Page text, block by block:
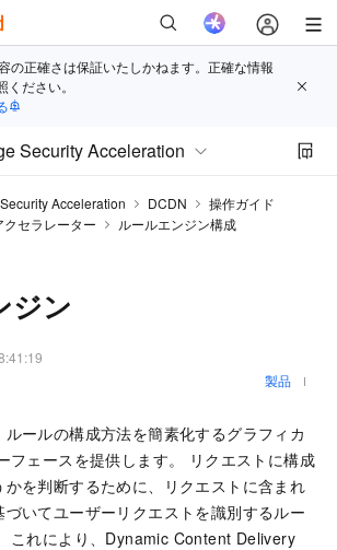
の正確さは保証いたしかねます。正確な情報
ださい。
Security Acceleration
Acceleration DCDN
操作ガイド
セラレーター
ルールエンジン構成
ジン
製品
ールの構成方法を簡素化するグラフィカ
フェースを提供します。 リクエストに構成
を判断するために、リクエストに含まれ
いてユーザーリクエストを識別するルー
これにより、Dynamic Content Delivery